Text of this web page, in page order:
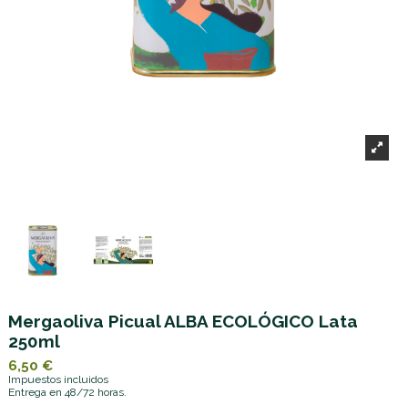
Mergaoliva Picual ALBA ECOLÓGICO Lata
250ml
6,50 €
Impuestos incluidos
Entrega en 48/72 horas.